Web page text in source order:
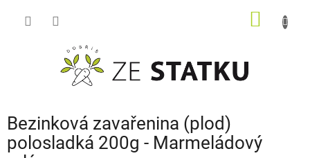
Bezinková zavařenina (plod)
polosladká 200g - Marmeládový